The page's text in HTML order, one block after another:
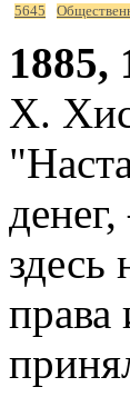
5645
1885,
Х.
здесь
права